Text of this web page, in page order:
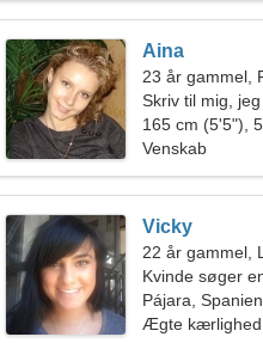
Aina
23 år gammel,
Skriv til mig,
165 cm (5'5"),
Venskab
Vicky
22 år gammel,
Kvinde søger
Pájara, Spanien
Ægte kærlighed